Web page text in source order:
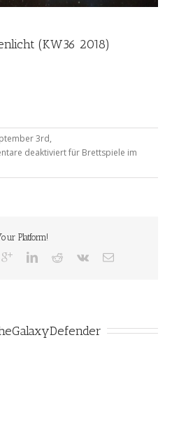
(KW36 2018)
3rd,
deaktiviertfür Brettspiele im
Platform!